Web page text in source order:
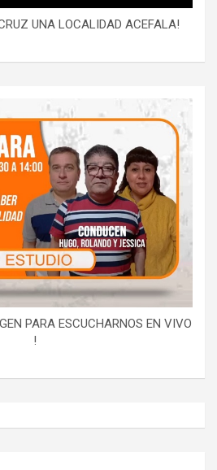
UNA LOCALIDAD ACEFALA!
PARA ESCUCHARNOS EN VIVO
!